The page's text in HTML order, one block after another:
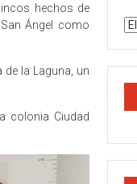
hechos de
Ángel como
la Laguna, un
colonia Ciudad